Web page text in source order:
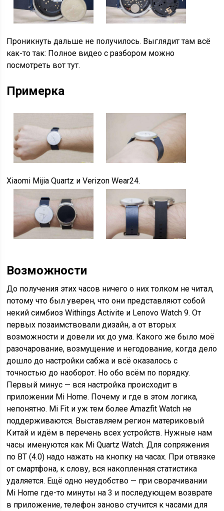
Проникнуть дальше не получилось. Выглядит там всё
как-то так: Полное видео с разбором можно
посмотреть вот тут.
Примерка
Xiaomi Mijia Quartz и Verizon Wear24.
Возможности
До получения этих часов ничего о них толком не читал,
потому что был уверен, что они представляют собой
некий симбиоз Withings Activite и Lenovo Watch 9. От
первых позаимствовали дизайн, а от вторых
возможности и довели их до ума. Какого же было моё
разочарование, возмущение и негодование, когда дело
дошло до настройки сабжа и всё оказалось с
точностью до наоборот. Но обо всём по порядку.
Первый минус — вся настройка происходит в
приложении Mi Home. Почему и где в этом логика,
непонятно. Mi Fit и уж тем более Amazfit Watch не
поддерживаются. Выставляем регион материковый
Китай и идём в перечень всех устройств. Нужные нам
часы именуются как Mi Quartz Watch. Для сопряжения
по BT (4.0) надо нажать на кнопку на часах. При отвязке
от смартфона, к слову, вся накопленная статистика
удаляется. Ещё одно неудобство — при сворачивании
Mi Home где-то минуты на 3 и последующем возврате
в приложение, телефон заново стучится к часами для